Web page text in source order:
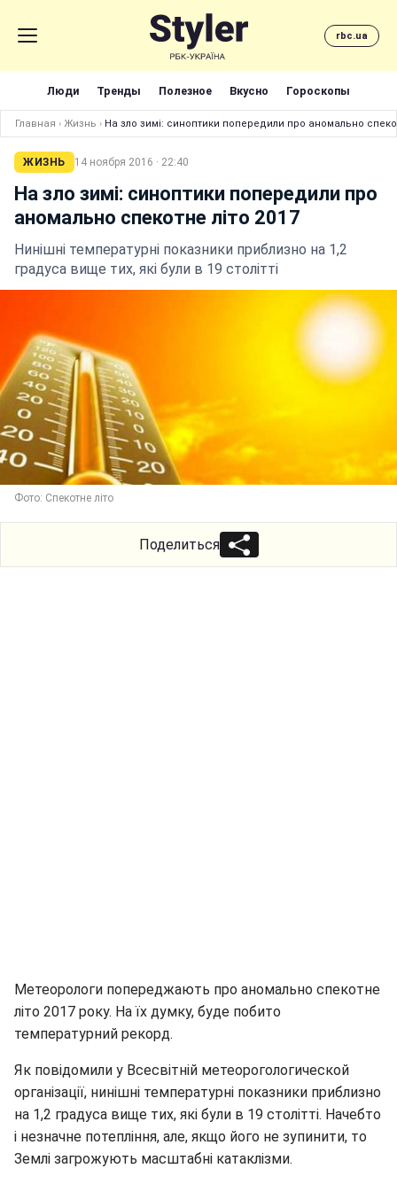
rbc.ua
Люди Тренды Полезное Вкусно Гороскопы
Главная › Жизнь › На зло зимі: синоптики попередили про аномально
ЖИЗНЬ 14 ноября 2016 · 22:40
На зло зимі: синоптики попередили про
аномально спекотне літо 2017
Нинішні температурні показники приблизно на 1,2
градуса вище тих, які були в 19 столітті
Фото: Спекотне літо
Поделиться
Метеорологи попереджають про аномально спекотне
літо 2017 року. На їх думку, буде побито
температурний рекорд.
Як повідомили у Всесвітній метеорогологической
організації, нинішні температурні показники приблизно
на 1,2 градуса вище тих, які були в 19 столітті. Начебто
і незначне потепління, але, якщо його не зупинити, то
Землі загрожують масштабні катаклізми.